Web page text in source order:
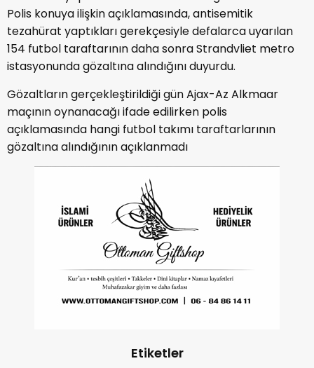
Polis konuya ilişkin açıklamasında, antisemitik
tezahürat yaptıkları gerekçesiyle defalarca uyarılan
154 futbol taraftarının daha sonra Strandvliet metro
istasyonunda gözaltına alındığını duyurdu.
Gözaltların gerçekleştirildiği gün Ajax-Az Alkmaar
maçının oynanacağı ifade edilirken polis
açıklamasında hangi futbol takımı taraftarlarının
gözaltına alındığının açıklanmadı
Etiketler